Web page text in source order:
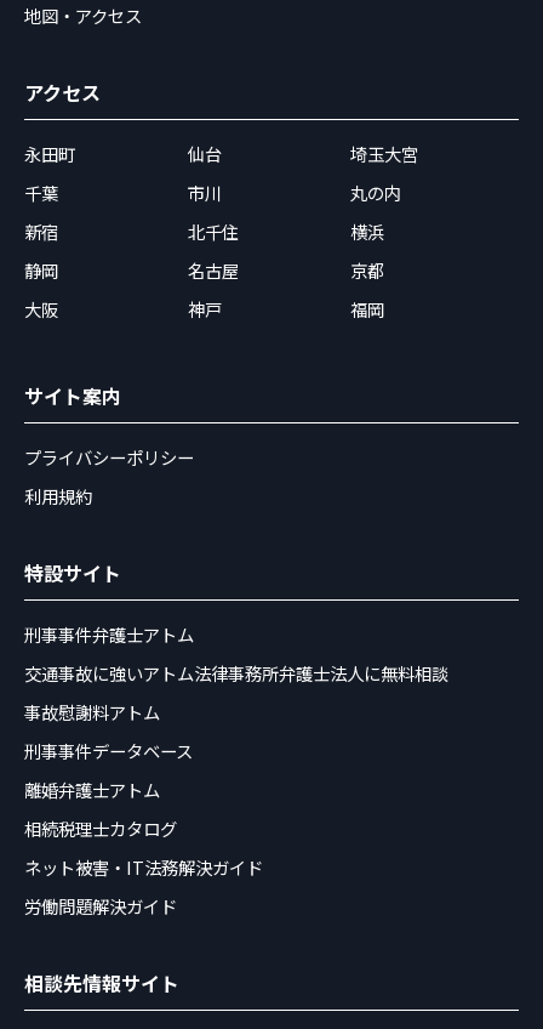
地図・アクセス
アクセス
永田町 仙台
埼玉大宮
千葉
市川
丸の内
新宿
北千住
横浜
静岡
名古屋
京都
大阪
神戸 福岡
サイト案内
プライバシーポリシー
利用規約
特設サイト
刑事事件弁護士アトム
交通事故に強いアトム法律事務所弁護士法人に無料相談
事故慰謝料アトム
刑事事件データベース
離婚弁護士アトム
相続税理士カタログ
ネット被害・IT法務解決ガイド
労働問題解決ガイド
相談先情報サイト